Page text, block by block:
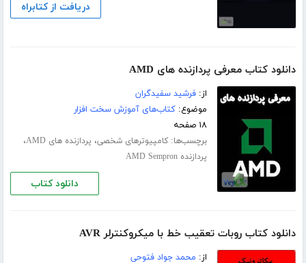
دریافت از کتابراه
دانلود کتاب معرفی پردازنده های AMD
از:فرشید سفیدگران
موضوع:کتاب‌های آموزش سخت افزار
۱۸ صفحه
برچسب‌ها:کامپیوترهای شخصی، پردازنده های AMD ،
پردازنده AMD Sempron
دانلود کتاب
دانلود کتاب روبات تعقیب خط با میکروکنترلر AVR
از: محمد جواد فتوحی